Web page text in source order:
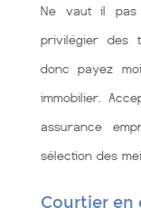
Ne vaut il pas
privilégier des
donc payez
immobilier.
assurance
sélection des
Courtier en